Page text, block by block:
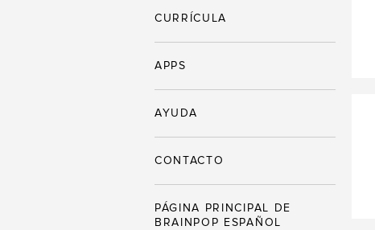
CURRÍCULA
APPS
AYUDA
CONTACTO
PÁGINA PRINCIPAL DE
BRAINPOP ESPAÑOL